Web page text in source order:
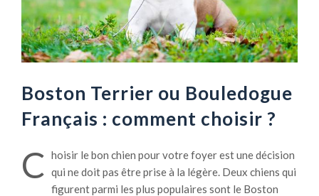
Boston Terrier ou Bouledogue
Français : comment choisir ?
C hoisir le bon chien pour votre foyer est une décision
qui ne doit pas être prise à la légère. Deux chiens qui
figurent parmi les plus populaires sont le Boston